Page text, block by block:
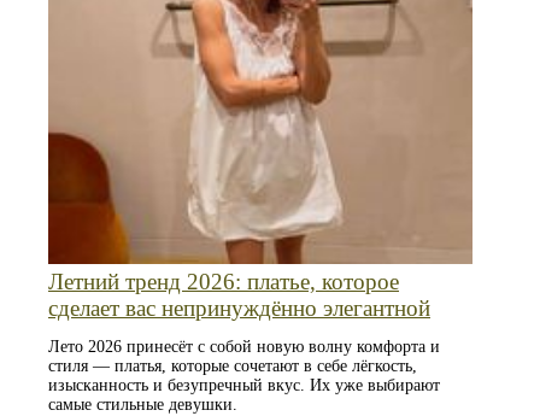
Летний тренд 2026: платье, которое
сделает вас непринуждённо элегантной
Лето 2026 принесёт с собой новую волну комфорта и
стиля — платья, которые сочетают в себе лёгкость,
изысканность и безупречный вкус. Их уже выбирают
самые стильные девушки.